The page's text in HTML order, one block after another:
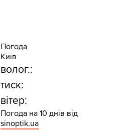
Погода
Київ
волог.:
тиск:
вітер:
Погода на 10 днів від
sinoptik.ua